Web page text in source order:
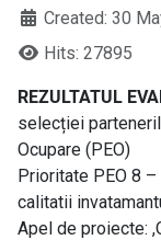
Created: 30
Hits: 27895
REZULTATUL
selecției
Ocupare (PEO)
Prioritate PEO 8
calitatii
Apel de proiecte: